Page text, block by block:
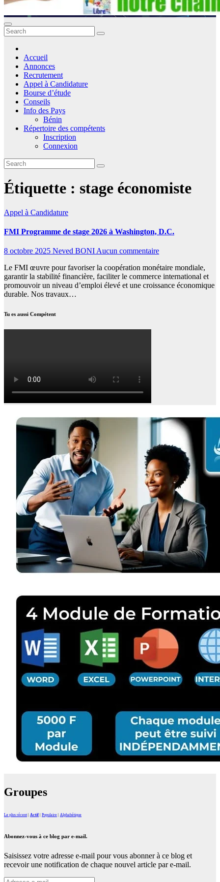
Accueil
Annonces
Recrutement
Appel à Candidature
Bourse d’étude
Conseils
Info des Pays
Bénin
Répertoire des compétents
Inscription
Connexion
Étiquette : stage économiste
Appel à Candidature
FMI Programme de stage 2026 à Washington, D.C.
8 octobre 2025 Neved BONIAucun commentaire
Le FMI œuvre pour favoriser la coopération monétaire mondiale,
garantir la stabilité financière, faciliter le commerce international et
promouvoir un niveau d’emploi élevé et une croissance économique
durable. Nos travaux…
Tu es aussi Compétent
Groupes
Le plus récent Actif Populaire Alphabétique
Abonnez-vous à ce blog par e-mail.
Saisissez votre adresse e-mail pour vous abonner à ce blog et
recevoir une notification de chaque nouvel article par e-mail.